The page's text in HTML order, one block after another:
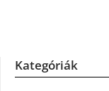
Kategóriák